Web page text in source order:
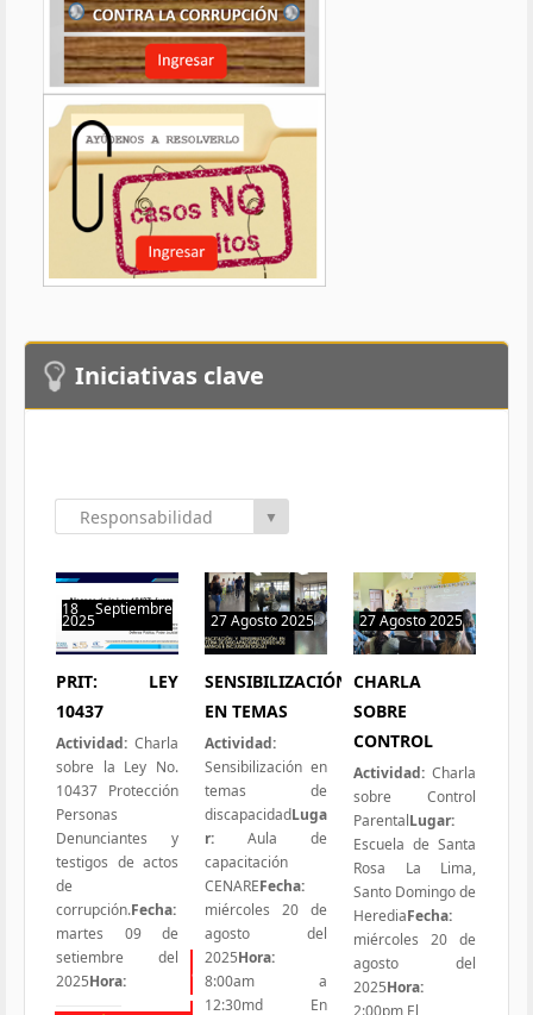
Iniciativas clave
Todas las Iniciativas
Responsabilidad
▼
18 Septiembre
2025
0 hit
PRIT: LEY
10437
Actividad: Charla
sobre la Ley No.
10437 Protección
Personas
Denunciantes y
testigos de actos
de
corrupción.Fecha:
martes 09 de
setiembre del
2025Hora:
27 Agosto 2025
0 hit
SENSIBILIZACIÓN
EN TEMAS
Actividad:
Sensibilización en
temas de
discapacidadLuga
r: Aula de
capacitación
CENAREFecha:
miércoles 20 de
agosto del
2025Hora:
8:00am a
12:30md En
27 Agosto 2025
0 hit
CHARLA
SOBRE
CONTROL
Actividad: Charla
sobre Control
ParentalLugar:
Escuela de Santa
Rosa La Lima,
Santo Domingo de
HerediaFecha:
miércoles 20 de
agosto del
2025Hora:
2:00pm El